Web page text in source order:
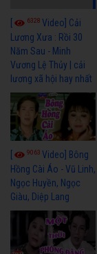
6328 Video] Cải
Lương Xưa : Rồi 30
Năm Sau - Minh
Vương Lệ Thủy | cải
lương xã hội hay nhất
9063 Video] Bông
Hồng Cài Áo - Vũ Linh,
Ngọc Huyền, Ngọc
Giàu, Diệp Lang